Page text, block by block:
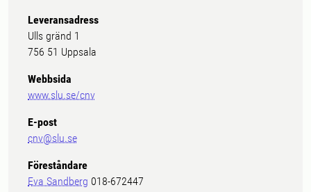
Leveransadress
Ulls gränd 1
756 51 Uppsala
Webbsida
www.slu.se/cnv
E-post
cnv@slu.se
Föreståndare
Eva Sandberg 018-672447